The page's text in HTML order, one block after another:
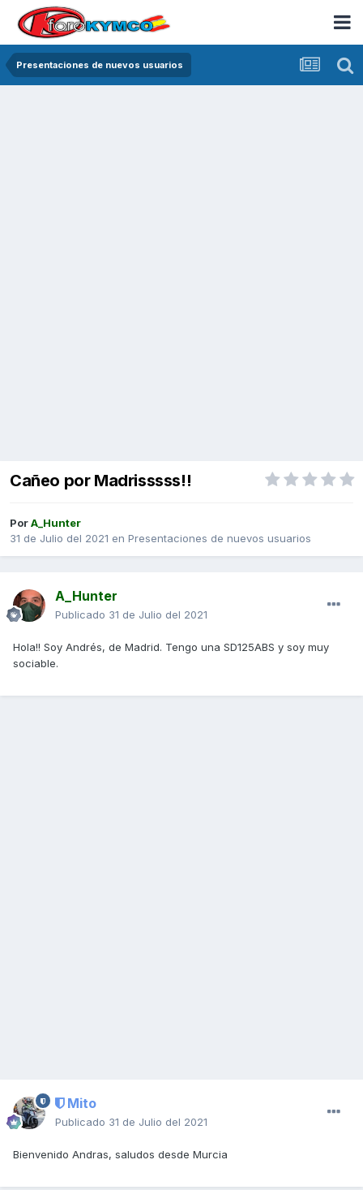
Presentaciones de nuevos usuarios
Cañeo por Madrisssss!!
PorA_Hunter
31 de Julio del 2021 en Presentaciones de nuevos usuarios
A_Hunter
Publicado 31 de Julio del 2021
Hola!! Soy Andrés, de Madrid. Tengo una SD125ABS y soy muy
sociable.
Mito
Publicado 31 de Julio del 2021
Bienvenido Andras, saludos desde Murcia